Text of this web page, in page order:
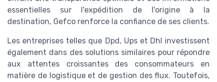
essentielles sur l'expédition de l'origine à la
destination, Gefco renforce la confiance de ses clients.
Les entreprises telles que Dpd, Ups et Dhl investissent
également dans des solutions similaires pour répondre
aux attentes croissantes des consommateurs en
matière de logistique et de gestion des flux. Toutefois,